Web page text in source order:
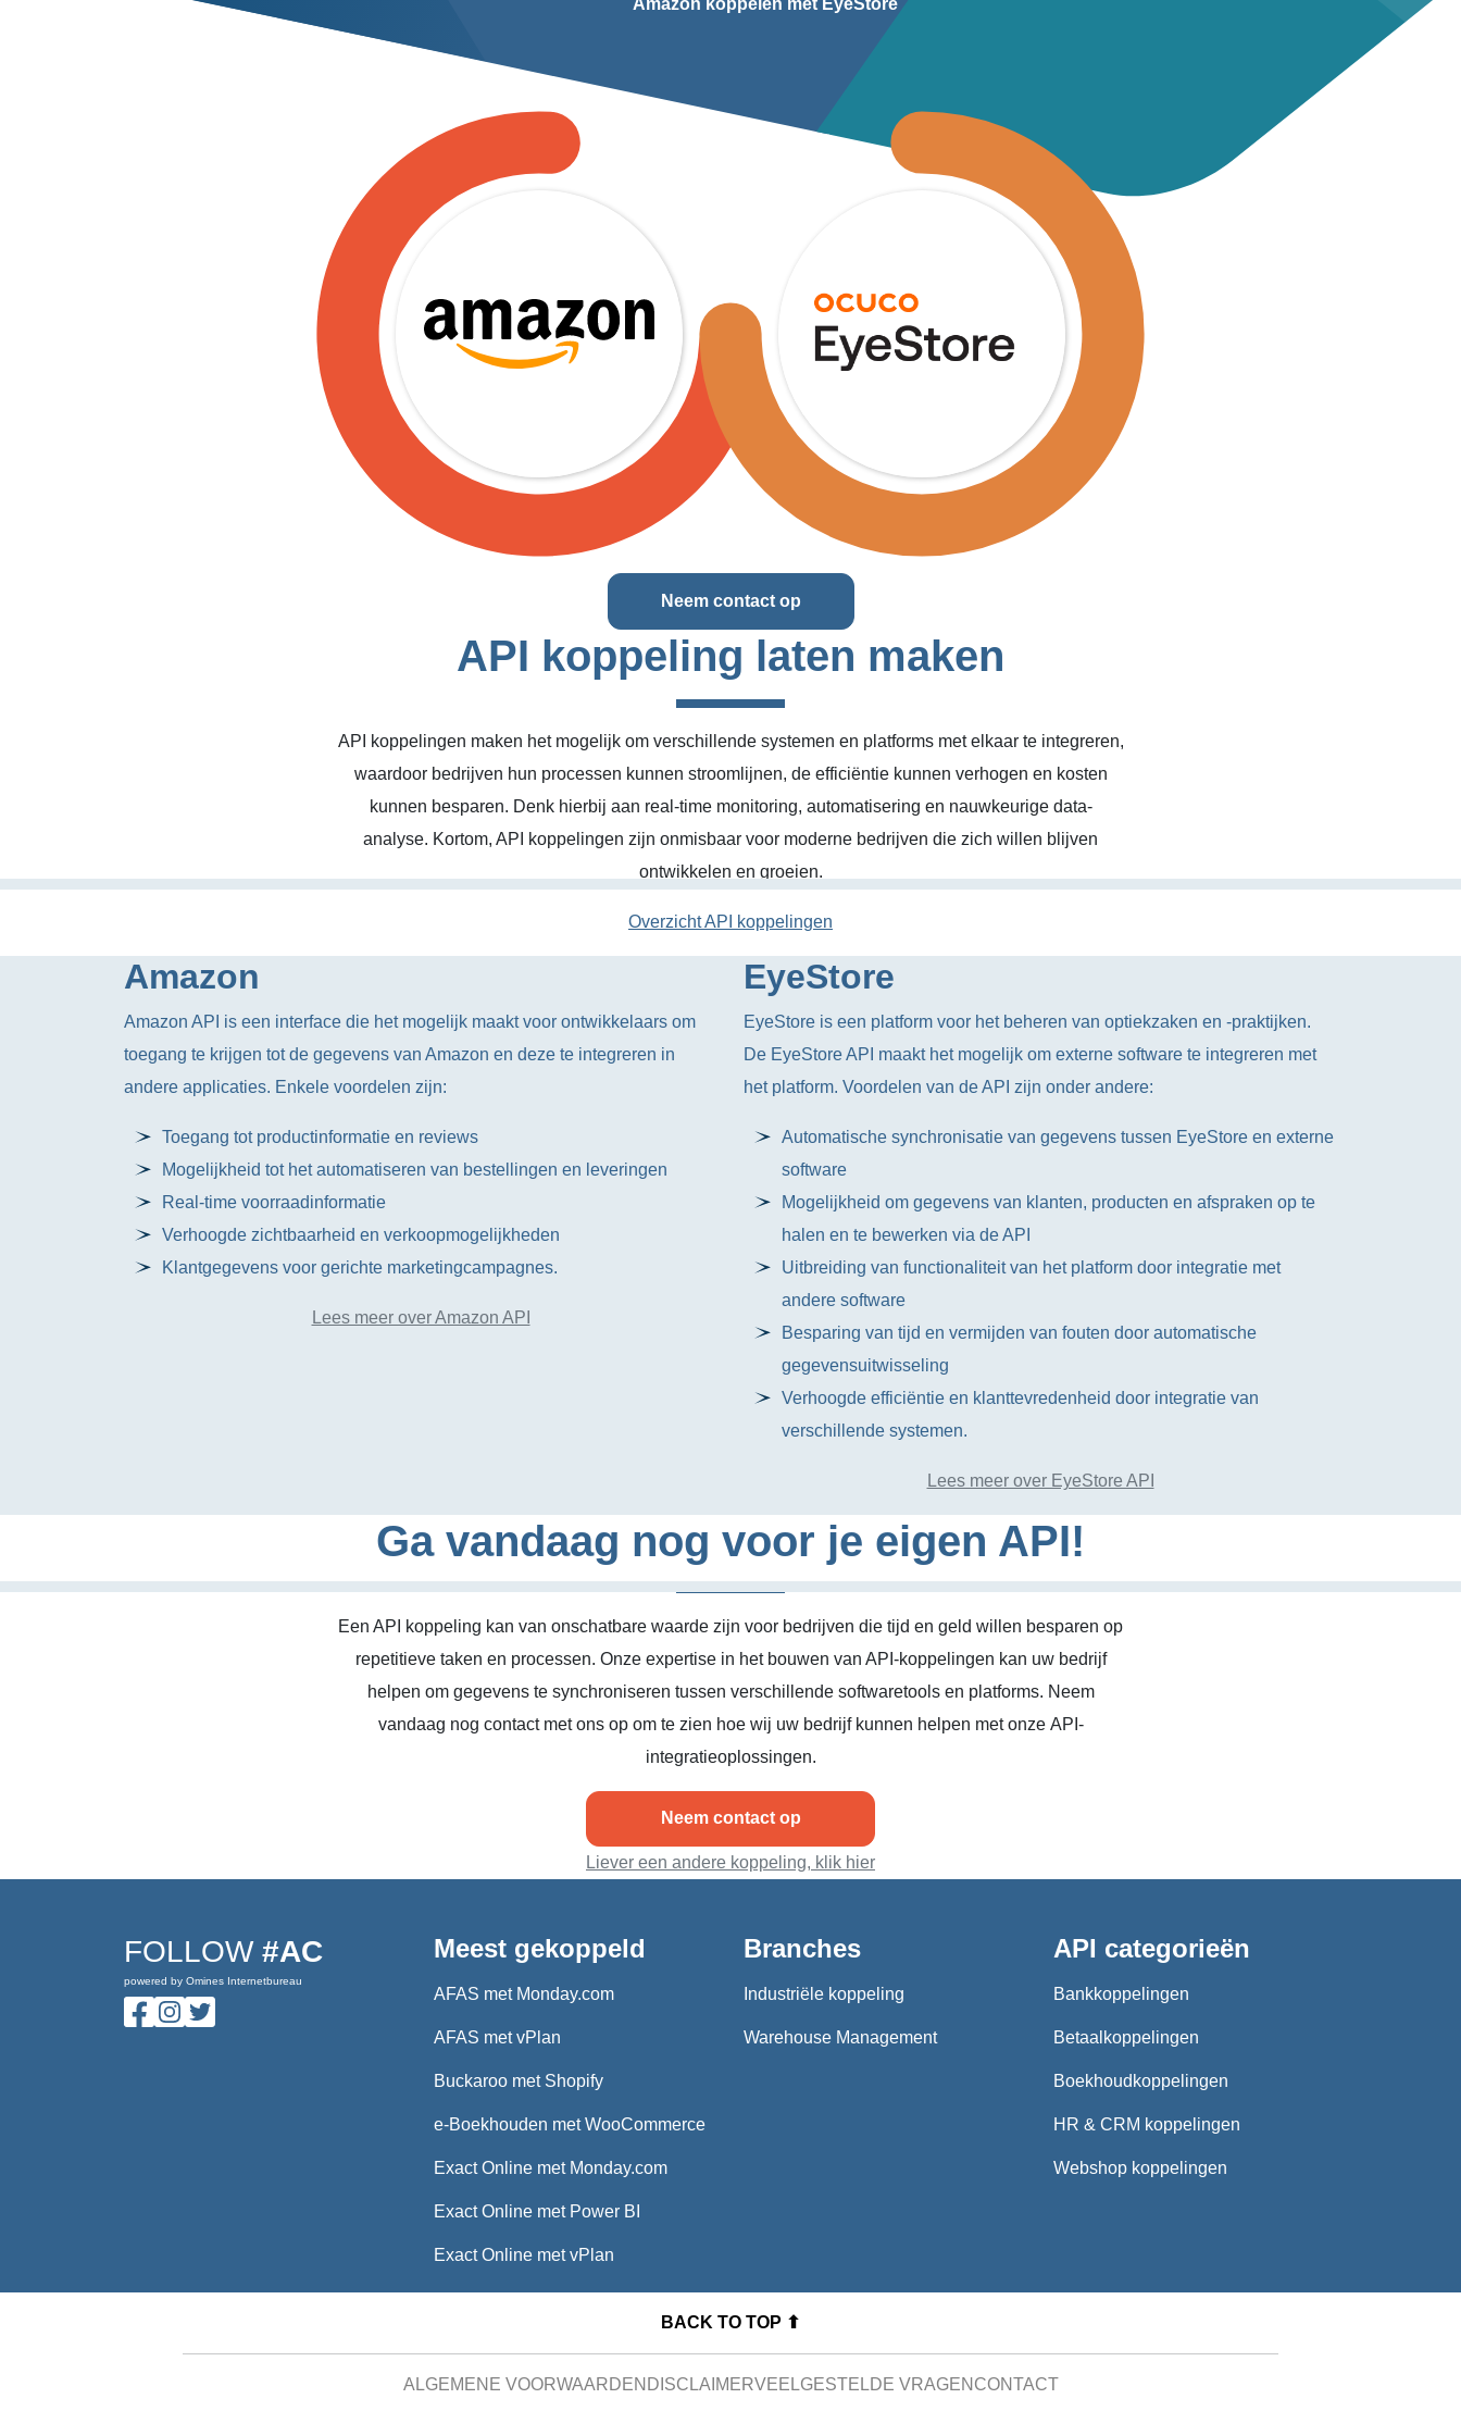
Amazon koppelen met EyeStore
Neem contact op
API koppeling laten maken
API koppelingen maken het mogelijk om verschillende systemen en platforms met elkaar te integreren,
waardoor bedrijven hun processen kunnen stroomlijnen, de efficiëntie kunnen verhogen en kosten
kunnen besparen. Denk hierbij aan real-time monitoring, automatisering en nauwkeurige data-
analyse. Kortom, API koppelingen zijn onmisbaar voor moderne bedrijven die zich willen blijven
ontwikkelen en groeien.
Overzicht API koppelingen
Amazon
Amazon API is een interface die het mogelijk maakt voor ontwikkelaars om
toegang te krijgen tot de gegevens van Amazon en deze te integreren in
andere applicaties. Enkele voordelen zijn:
Toegang tot productinformatie en reviews
Mogelijkheid tot het automatiseren van bestellingen en leveringen
Real-time voorraadinformatie
Verhoogde zichtbaarheid en verkoopmogelijkheden
Klantgegevens voor gerichte marketingcampagnes.
Lees meer over Amazon API
EyeStore
EyeStore is een platform voor het beheren van optiekzaken en -praktijken.
De EyeStore API maakt het mogelijk om externe software te integreren met
het platform. Voordelen van de API zijn onder andere:
Automatische synchronisatie van gegevens tussen EyeStore en externe
software
Mogelijkheid om gegevens van klanten, producten en afspraken op te
halen en te bewerken via de API
Uitbreiding van functionaliteit van het platform door integratie met
andere software
Besparing van tijd en vermijden van fouten door automatische
gegevensuitwisseling
Verhoogde efficiëntie en klanttevredenheid door integratie van
verschillende systemen.
Lees meer over EyeStore API
Ga vandaag nog voor je eigen API!
Een API koppeling kan van onschatbare waarde zijn voor bedrijven die tijd en geld willen besparen op
repetitieve taken en processen. Onze expertise in het bouwen van API-koppelingen kan uw bedrijf
helpen om gegevens te synchroniseren tussen verschillende softwaretools en platforms. Neem
vandaag nog contact met ons op om te zien hoe wij uw bedrijf kunnen helpen met onze API-
integratieoplossingen.
Neem contact op
Liever een andere koppeling, klik hier
FOLLOW #AC
powered by Omines Internetbureau
Meest gekoppeld
AFAS met Monday.com
AFAS met vPlan
Buckaroo met Shopify
e-Boekhouden met WooCommerce
Exact Online met Monday.com
Exact Online met Power BI
Exact Online met vPlan
Branches
Industriële koppeling
Warehouse Management
API categorieën
Bankkoppelingen
Betaalkoppelingen
Boekhoudkoppelingen
HR & CRM koppelingen
Webshop koppelingen
BACK TO TOP ⬆
ALGEMENE VOORWAARDEN DISCLAIMERVEELGESTELDE VRAGEN CONTACT